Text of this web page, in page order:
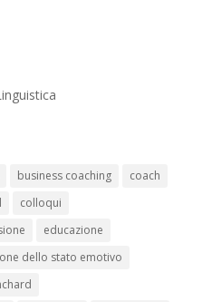
business coaching
coach
colloqui
educazione
dello stato emotivo